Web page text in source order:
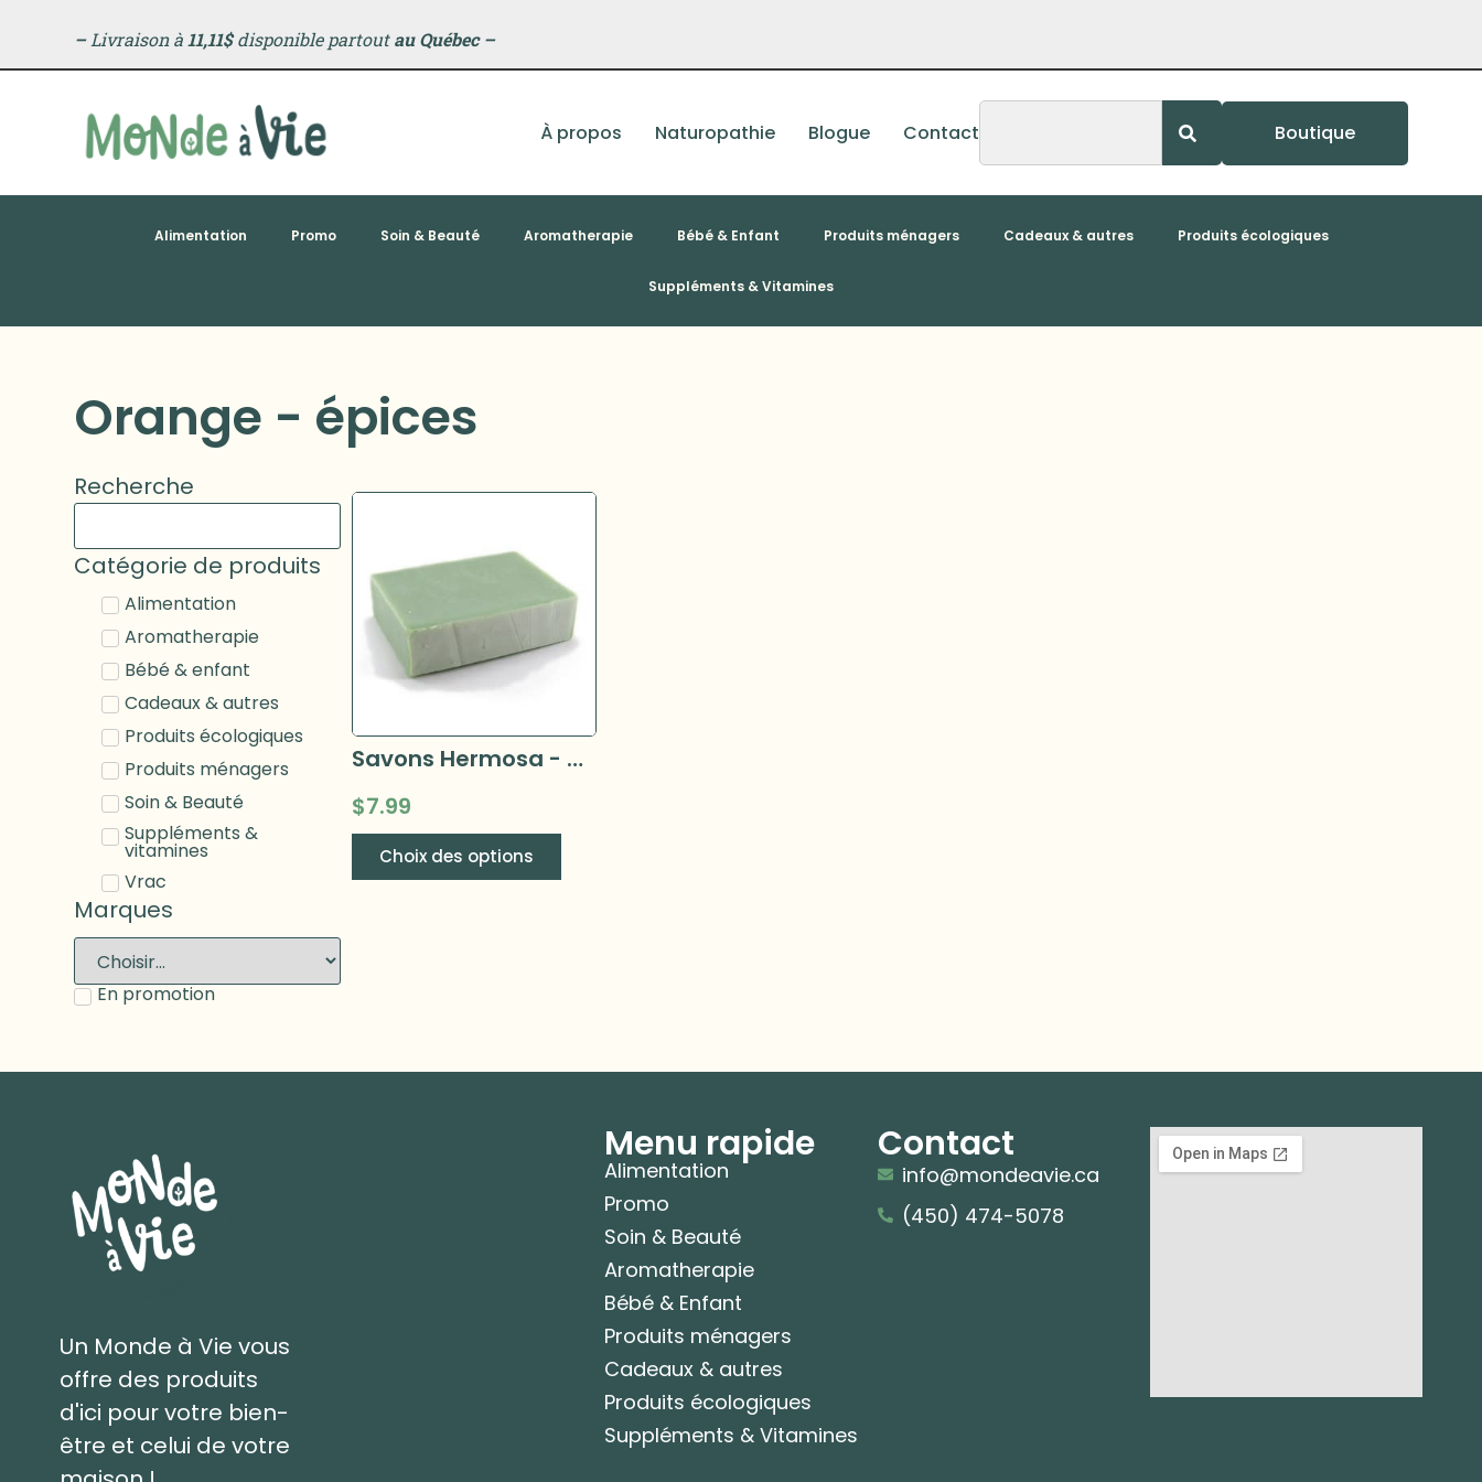
–Livraison à 11,11$disponible partoutau Québec –
À propos Naturopathie Blogue Contact Boutique
Alimentation Promo Soin & Beauté Aromatherapie Bébé & Enfant Produits ménagers Cadeaux & autres Produits écologiques
Suppléments & Vitamines
Orange - épices
Recherche
Catégorie de produits
Alimentation
Aromatherapie
Bébé & enfant
Cadeaux & autres
Produits écologiques
Produits ménagers
Soin & Beauté
Suppléments &
vitamines
Vrac
Marques
En promotion
Savons Hermosa - Savon au lait de chèvre 120g
$7.99
Choix des options
Un Monde à Vie vous
offre des produits
d'ici pour votre bien-
être et celui de votre
Menu rapide
Alimentation
Promo
Soin & Beauté
Aromatherapie
Bébé & Enfant
Produits ménagers
Cadeaux & autres
Produits écologiques
Suppléments & Vitamines
Contact
info@mondeavie.ca
(450) 474-5078